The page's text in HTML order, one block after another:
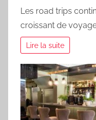
Les road trips
croissant de
Lire la suite